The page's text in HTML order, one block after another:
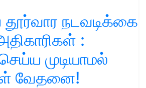
நடவடிக்கை
:
முடியாமல்
வேதனை!